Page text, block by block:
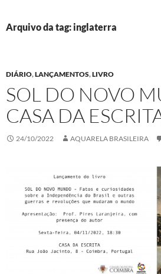
CONTEÚDO
Arquivo da tag: inglaterra
DIÁRIO,LANÇAMENTOS,LIVRO
SOL DO NOVO
CASA DA
24/10/2022 AQUARELA BRASILEIRA